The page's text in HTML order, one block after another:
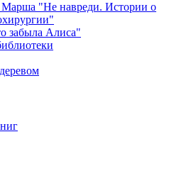
Марша "Не навреди. Истории о
забыла Алиса"